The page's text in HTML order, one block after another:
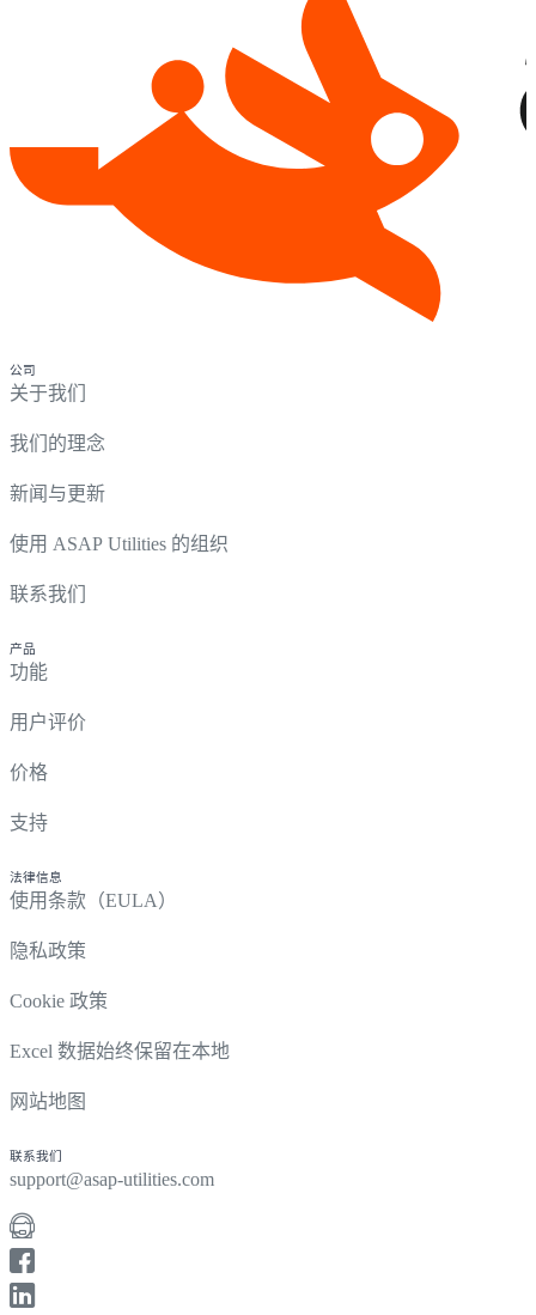
公司
关于我们
我们的理念
新闻与更新
使用 ASAP Utilities 的组织
联系我们
产品
功能
用户评价
价格
支持
法律信息
使用条款（EULA）
隐私政策
Cookie 政策
Excel 数据始终保留在本地
网站地图
联系我们
support@asap-utilities.com